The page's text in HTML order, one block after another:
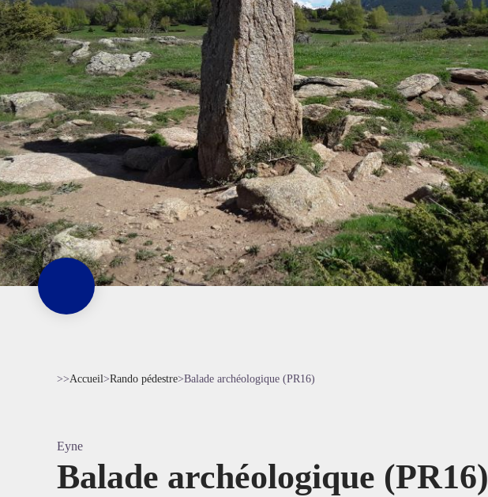
>>Accueil>Rando pédestre>Balade archéologique (PR16)
Eyne
Balade archéologique (PR16)